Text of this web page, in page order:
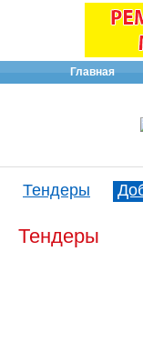
Главная
Тендеры
Тендеры